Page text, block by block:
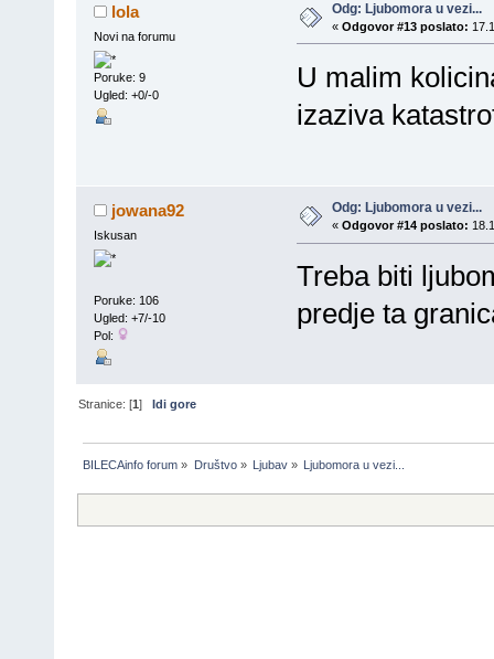
lola
Novi na forumu
Poruke: 9
Ugled: +0/-0
Odg: Ljubomora u vezi...
« Odgovor #13 poslato:
U malim
izaziva
jowana92
Iskusan
Poruke: 106
Ugled: +7/-10
Pol:
Odg: Ljubomora u vezi...
« Odgovor #14 poslato:
Treba biti
predje ta
Stranice: [1] Idi gore
BILECAinfo forum » Društvo» Ljubav» Ljubomora u vezi...